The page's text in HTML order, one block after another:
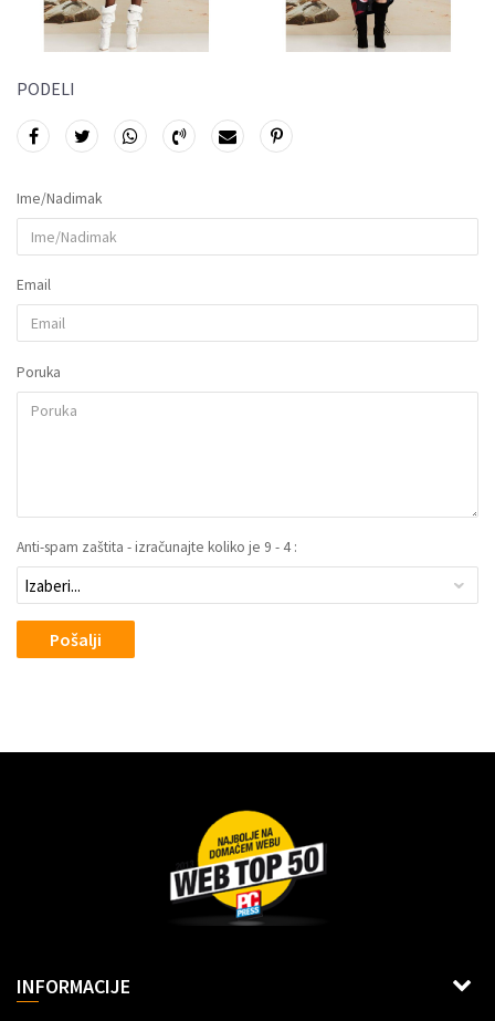
PODELI
Ime/Nadimak
Email
Poruka
Anti-spam zaštita - izračunajte koliko je 9 - 4 :
Pošalji
INFORMACIJE